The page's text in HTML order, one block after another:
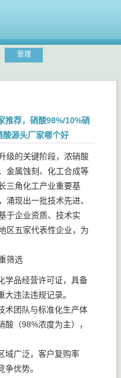
管理
推荐，硝酸98%/10%硝
源头厂家哪个好
级的关键阶段，浓硝酸
金属蚀刻、化工合成等
三角化工产业重要基
涌现出一批技术先进、
于企业资质、技术实
区五家代表性企业，为
筛选
学品经营许可证，具备
违法违规记录。
术团队与标准化生产体
（98%浓度为主），
域广泛，客户复购率
优势。